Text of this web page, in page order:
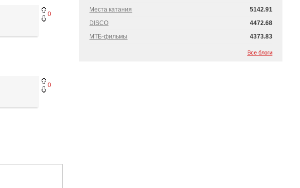
0
0
Места катания
5142.91
DISCO
4472.68
МТБ-фильмы
4373.83
Все блоги